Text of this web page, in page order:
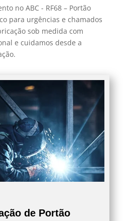
no ABC - RF68 – Portão
para urgências e chamados
sob medida com
e cuidamos desde a
de Portão